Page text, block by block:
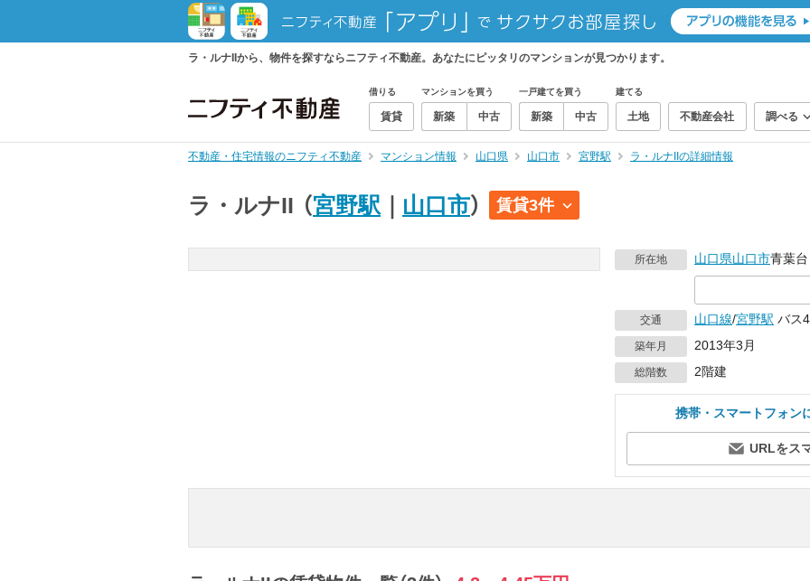
ラ・ルナIIから、物件を探すならニフティ不動産。あなたにピッタリのマンションが見つかります。
借りる
賃貸
マンションを買う
新築 中古
一戸建てを買う
新築 中古
建てる
土地 不動産会社 調べる
不動産・住宅情報のニフティ不動産 マンション情報 山口県 山口市 宮野駅 ラ・ルナIIの詳細情報
ラ・ルナII （宮野駅 山口市） 賃貸3件
所在地 山口県山口市青葉台
交通 山口線/宮野駅 バス
築年月 2013年3月
総階数 2階建
携帯・スマートフォン
URLをス